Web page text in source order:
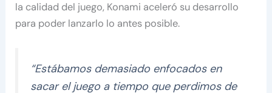
la calidad del juego, Konami aceleró su desarrollo
para poder lanzarlo lo antes posible.
“Estábamos demasiado enfocados en
sacar el juego a tiempo que perdimos de